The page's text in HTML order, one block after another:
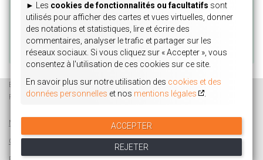
SUPPORT - Pour un problème technique, contactez-nous à
cette adresse :informatique@lamirand-associes.com
une question concernant votre dossier, contactez-nous à cette
adresse :lamirand@lamirand-associes.com
BUREAUXONLINE PARISVENTE
LAMIRAND & ASSOCIÉS
PARISESTIMATION GESTION LOCATIVE ASSURANCE
Mentions Légales Mon dossier de candidature en ligne
Gestion des cookies Médiation de la consommation & patrimoine
► Les cookies de fonctionnalités ou facultatifs sont
utilisés pour afficher des cartes et vues virtuelles, donner
des notations et statistiques, lire et écrire des
commentaires, analyser le trafic et partager sur les
réseaux sociaux. Si vous cliquez sur « Accepter », vous
consentez à l'utilisation de ces cookies sur ce site.
En savoir plus sur notre utilisation des cookies et des
données personnelles et nos mentions légales .
ACCEPTER
REJETER